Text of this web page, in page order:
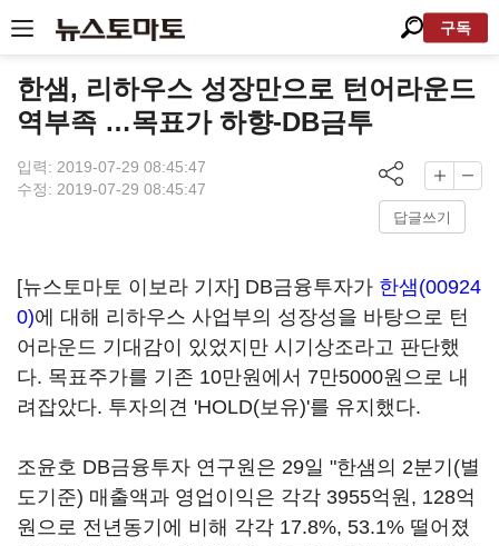
구독
한샘, 리하우스 성장만으로 턴어라운드
역부족 …목표가 하향-DB금투
입력: 2019-07-29 08:45:47
수정: 2019-07-29 08:45:47
답글쓰기
[뉴스토마토 이보라 기자] DB금융투자가 한샘(00924
0)에 대해 리하우스 사업부의 성장성을 바탕으로 턴
어라운드 기대감이 있었지만 시기상조라고 판단했
다. 목표주가를 기존 10만원에서 7만5000원으로 내
려잡았다. 투자의견 'HOLD(보유)'를 유지했다.
조윤호 DB금융투자 연구원은 29일 "한샘의 2분기(별
도기준) 매출액과 영업이익은 각각 3955억원, 128억
원으로 전년동기에 비해 각각 17.8%, 53.1% 떨어졌